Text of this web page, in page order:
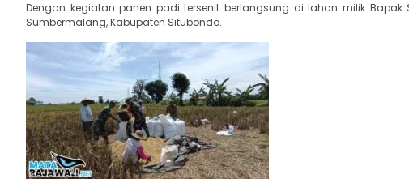
Dengan kegiatan panen padi tersenit berlangsung di lahan milik Bapak
Sumbermalang, Kabupaten Situbondo.